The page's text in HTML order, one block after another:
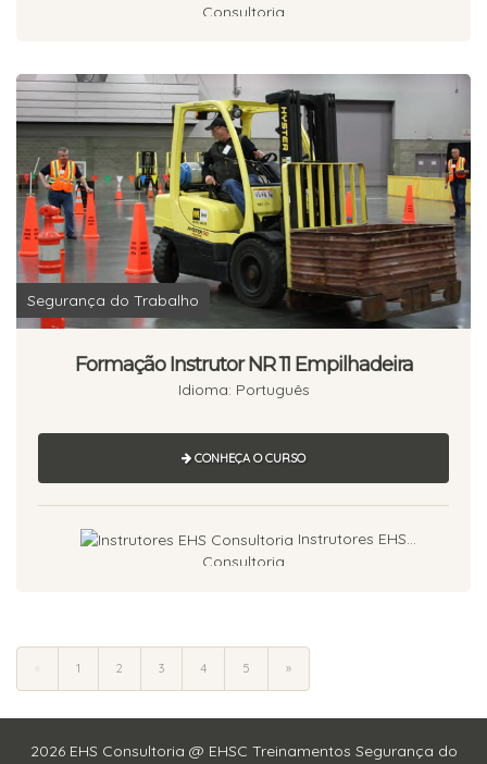
Consultoria
Segurança do Trabalho
Formação Instrutor NR 11 Empilhadeira
Idioma: Português
CONHEÇA O CURSO
Instrutores EHS
Consultoria
« 1 2 3 4 5 »
2026 EHS Consultoria @ EHSC Treinamentos Segurança do